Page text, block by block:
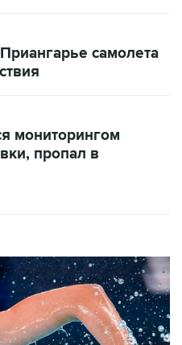
самолета
мониторингом
пропал в